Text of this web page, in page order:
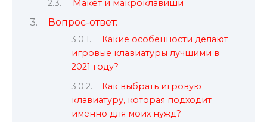
Макет и макроклавиши
Вопрос-ответ:
Какие особенности делают
игровые клавиатуры лучшими в
2021 году?
Как выбрать игровую
клавиатуру, которая подходит
именно для моих нужд?